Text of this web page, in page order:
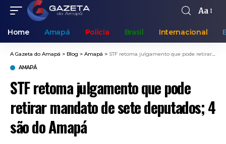
Aa
Home Amapá Polícia Brasil Internacional
A Gazeta do Amapá > Blog > Amapá > STF retoma julgamento que pode retirar mandato de sete deputados; 4 são do Amapá
AMAPÁ
STF retoma julgamento que pode
retirar mandato de sete deputados; 4
são do Amapá